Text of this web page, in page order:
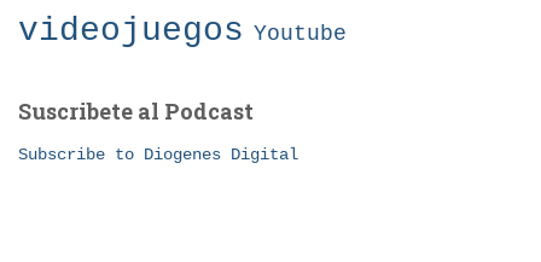
videojuegos Youtube
Suscribete al Podcast
Subscribe to Diogenes Digital